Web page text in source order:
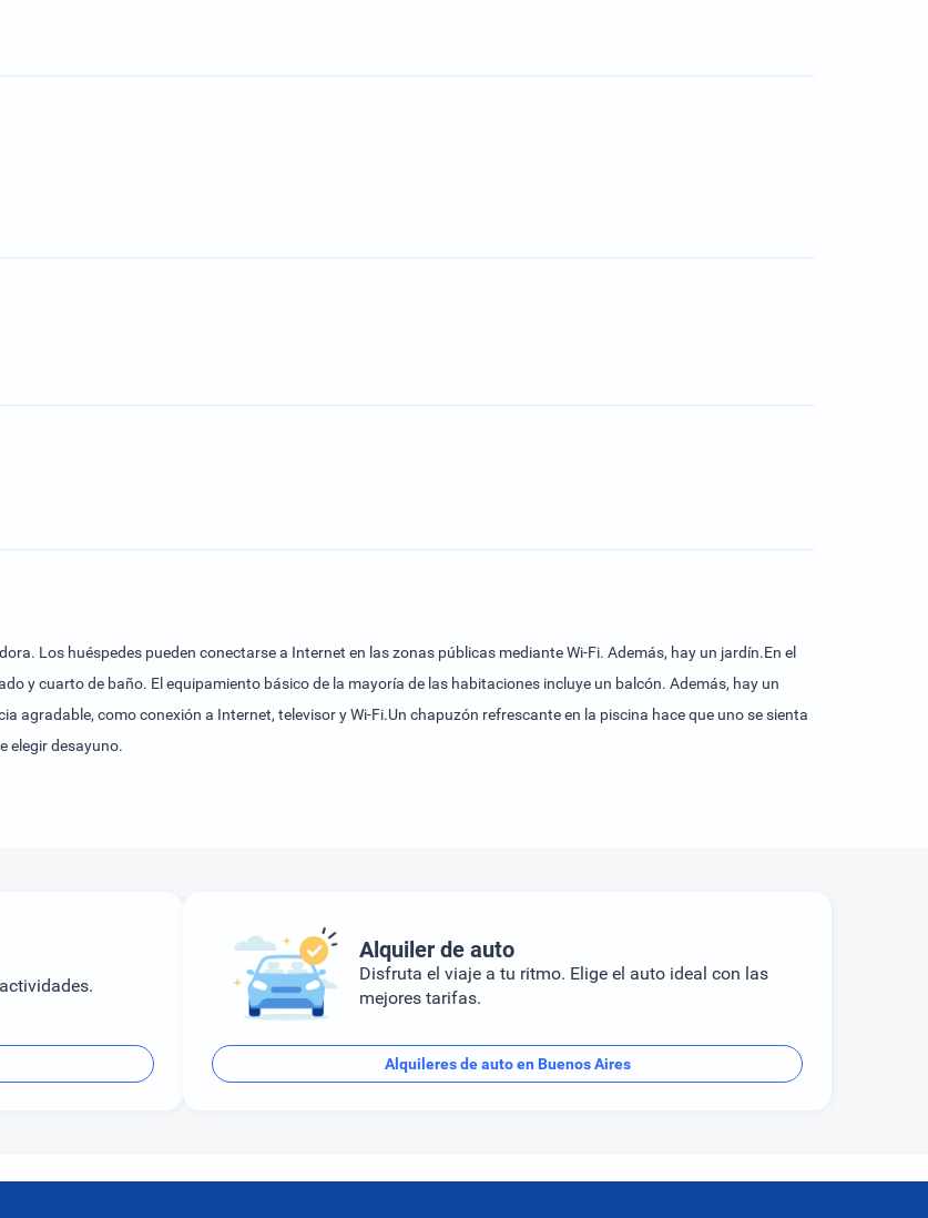
Los huéspedes pueden conectarse a Internet en las zonas públicas mediante Wi-Fi. Además, hay un jardín.En el
y cuarto de baño. El equipamiento básico de la mayoría de las habitaciones incluye un balcón. Además, hay un
agradable, como conexión a Internet, televisor y Wi-Fi.Un chapuzón refrescante en la piscina hace que uno se sienta
elegir desayuno.
Alquiler de auto
Disfruta el viaje a tu ritmo. Elige el auto ideal con las
mejores tarifas.
Alquileres de auto en Buenos Aires